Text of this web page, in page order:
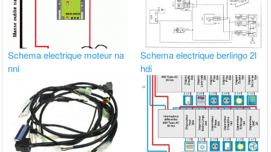
Schema electrique moteur na
nni
Schema electrique berlingo 2l
hdi